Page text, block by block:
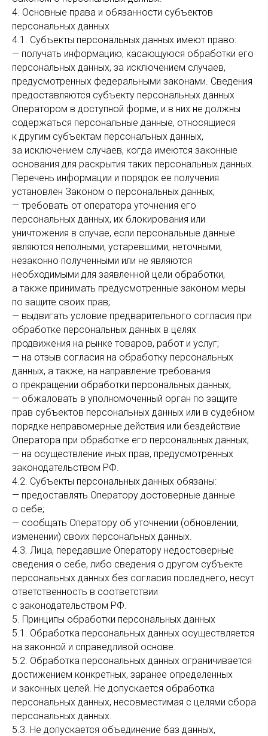
4. Основные права и обязанности субъектов
персональных данных
4.1. Субъекты персональных данных имеют право:
— получать информацию, касающуюся обработки его
персональных данных, за исключением случаев,
предусмотренных федеральными законами. Сведения
предоставляются субъекту персональных данных
Оператором в доступной форме, и в них не должны
содержаться персональные данные, относящиеся
к другим субъектам персональных данных,
за исключением случаев, когда имеются законные
основания для раскрытия таких персональных данных.
Перечень информации и порядок ее получения
установлен Законом о персональных данных;
— требовать от оператора уточнения его
персональных данных, их блокирования или
уничтожения в случае, если персональные данные
являются неполными, устаревшими, неточными,
незаконно полученными или не являются
необходимыми для заявленной цели обработки,
а также принимать предусмотренные законом меры
по защите своих прав;
— выдвигать условие предварительного согласия при
обработке персональных данных в целях
продвижения на рынке товаров, работ и услуг;
— на отзыв согласия на обработку персональных
данных, а также, на направление требования
о прекращении обработки персональных данных;
— обжаловать в уполномоченный орган по защите
прав субъектов персональных данных или в судебном
порядке неправомерные действия или бездействие
Оператора при обработке его персональных данных;
— на осуществление иных прав, предусмотренных
законодательством РФ.
4.2. Субъекты персональных данных обязаны:
— предоставлять Оператору достоверные данные
о себе;
— сообщать Оператору об уточнении (обновлении,
изменении) своих персональных данных.
4.3. Лица, передавшие Оператору недостоверные
сведения о себе, либо сведения о другом субъекте
персональных данных без согласия последнего, несут
ответственность в соответствии
с законодательством РФ.
5. Принципы обработки персональных данных
5.1. Обработка персональных данных осуществляется
на законной и справедливой основе.
5.2. Обработка персональных данных ограничивается
достижением конкретных, заранее определенных
и законных целей. Не допускается обработка
персональных данных, несовместимая с целями сбора
персональных данных.
5.3. Не допускается объединение баз данных,